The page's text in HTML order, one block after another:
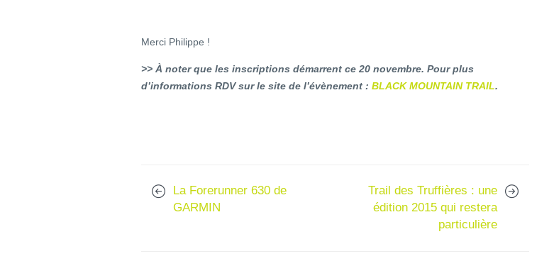
Merci Philippe !
>> À noter que les inscriptions démarrent ce 20 novembre. Pour plus
d’informations RDV sur le site de l’évènement : BLACK MOUNTAIN TRAIL.
La Forerunner 630 de
GARMIN
Trail des Truffières : une
édition 2015 qui restera
particulière